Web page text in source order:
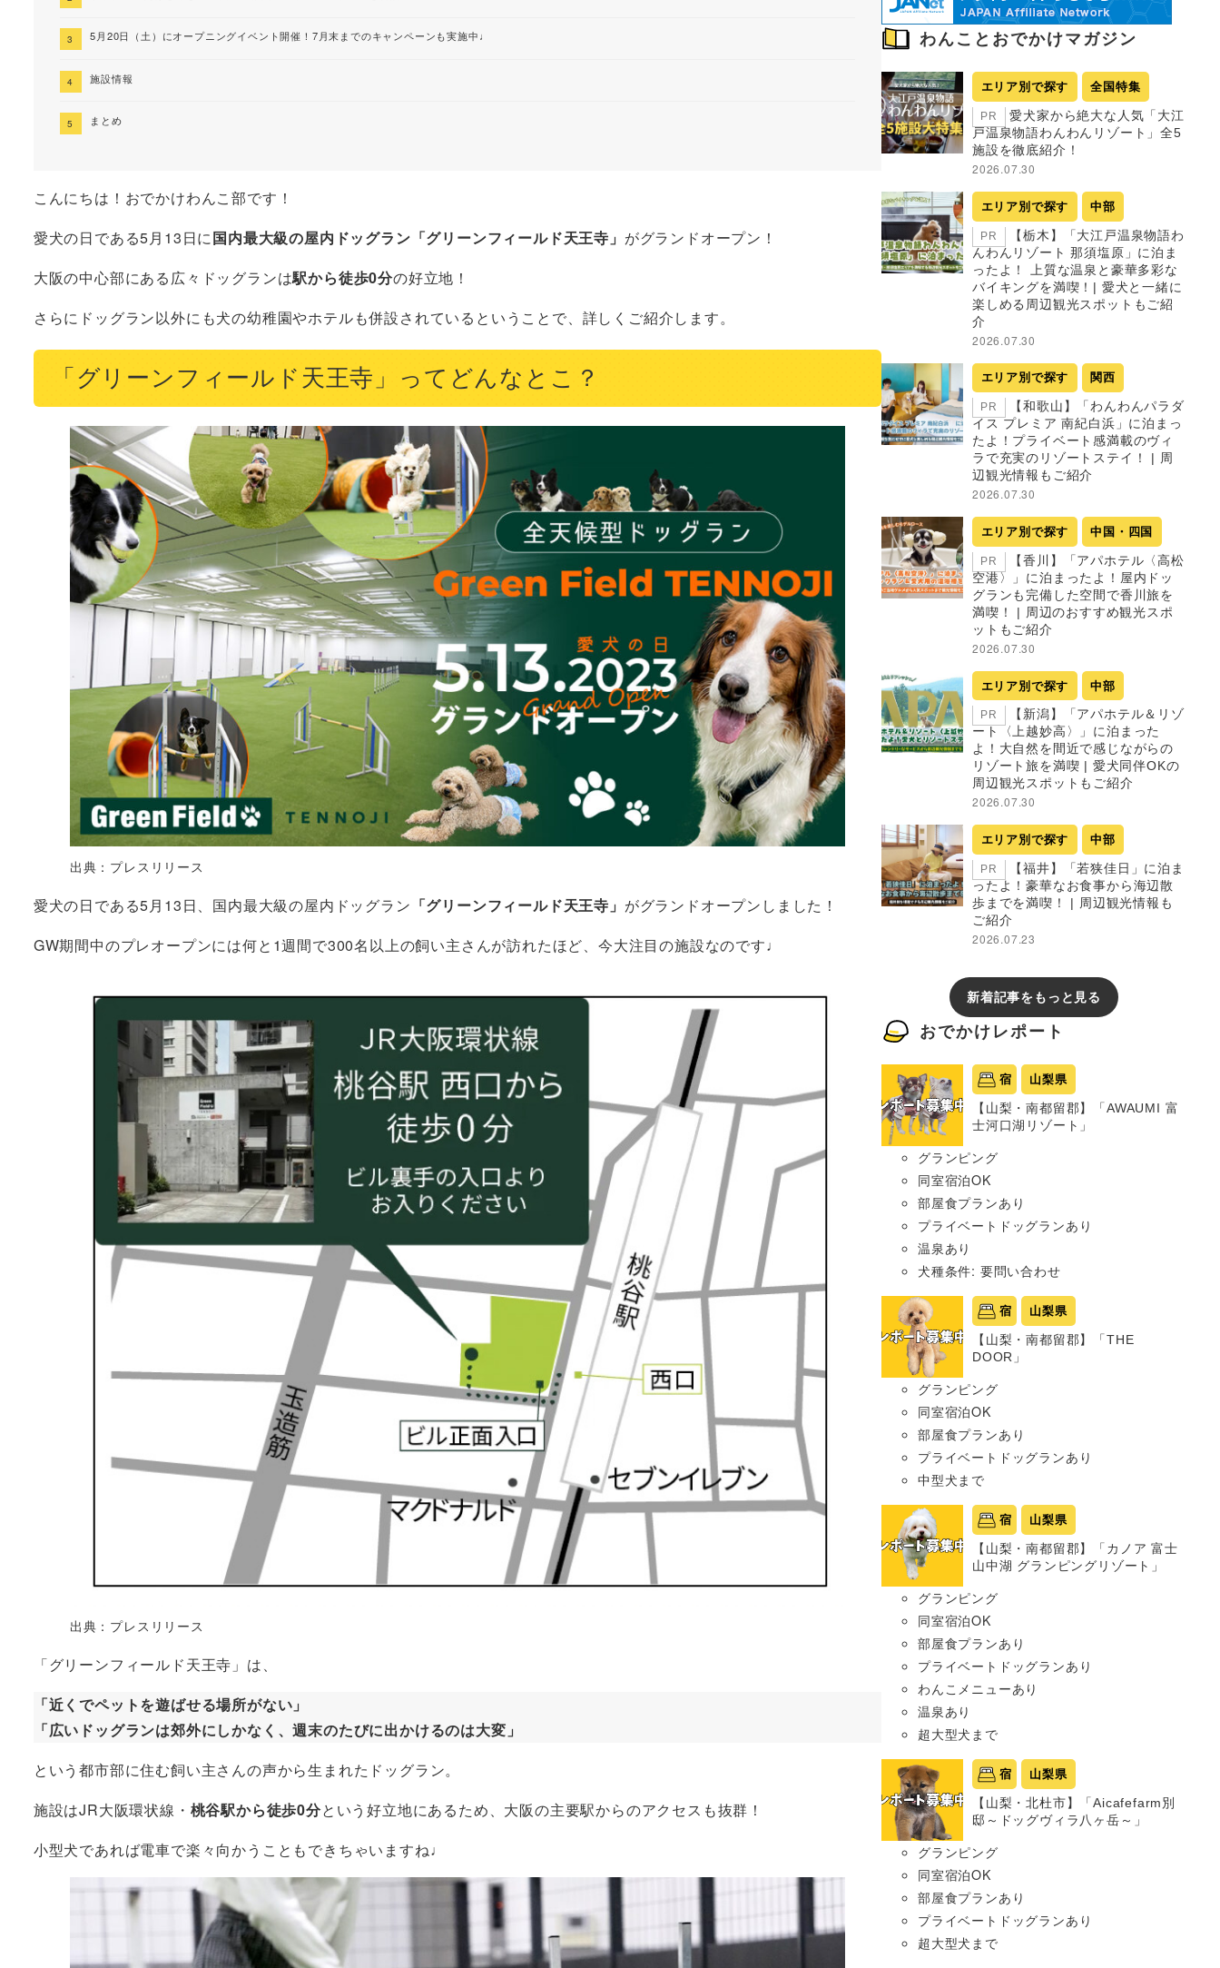
5月20日（土）にオープニングイベント開催！7月末までのキャンペーンも実施中♩
施設情報
まとめ
こんにちは！おでかけわんこ部です！
愛犬の日である5月13日に国内最大級の屋内ドッグラン「グリーンフィールド天王寺」 がグランドオープン！
大阪の中心部にある広々ドッグランは駅から徒歩0分の好立地！
さらにドッグラン以外にも犬の幼稚園やホテルも併設されているということで、詳しくご紹介します。
「グリーンフィールド天王寺」ってどんなとこ？
出典：プレスリリース
愛犬の日である5月13日、国内最大級の屋内ドッグラン 「グリーンフィールド天王寺」 がグランドオープンしました！
GW期間中のプレオープンには何と1週間で300名以上の飼い主さんが訪れたほど、今大注目の施設なのです♩
出典：プレスリリース
「グリーンフィールド天王寺」は、
「近くでペットを遊ばせる場所がない」
「広いドッグランは郊外にしかなく、週末のたびに出かけるのは大変」
という都市部に住む飼い主さんの声から生まれたドッグラン。
施設はJR大阪環状線・ 桃谷駅から徒歩0分という好立地にあるため、大阪の主要駅からのアクセスも抜群！
小型犬であれば電車で楽々向かうこともできちゃいますね♩
わんことおでかけマガジン
エリア別で探す 全国特集
PR
愛犬家から絶大な人気「大江
戸温泉物語わんわんリゾート」全5
施設を徹底紹介！
2026.07.30
エリア別で探す 中部
PR
【栃木】「大江戸温泉物語わ
んわんリゾート 那須塩原」に泊ま
ったよ！ 上質な温泉と豪華多彩な
バイキングを満喫！| 愛犬と一緒に
楽しめる周辺観光スポットもご紹
介
2026.07.30
エリア別で探す 関西
PR
【和歌山】「わんわんパラダ
イス プレミア 南紀白浜」に泊まっ
たよ！プライベート感満載のヴィ
ラで充実のリゾートステイ！ | 周
辺観光情報もご紹介
2026.07.30
エリア別で探す 中国・四国
PR
【香川】「アパホテル〈高松
空港〉」に泊まったよ！屋内ドッ
グランも完備した空間で香川旅を
満喫！ | 周辺のおすすめ観光スポ
ットもご紹介
2026.07.30
エリア別で探す 中部
PR
【新潟】「アパホテル＆リゾ
ート〈上越妙高〉」に泊まった
よ！大自然を間近で感じながらの
リゾート旅を満喫 | 愛犬同伴OKの
周辺観光スポットもご紹介
2026.07.30
エリア別で探す 中部
PR
【福井】「若狭佳日」に泊ま
ったよ！豪華なお食事から海辺散
歩までを満喫！ | 周辺観光情報も
ご紹介
2026.07.23
新着記事をもっと見る
おでかけレポート
宿 山梨県
【山梨・南都留郡】「AWAUMI 富
士河口湖リゾート」
グランピング
同室宿泊OK
部屋食プランあり
プライベートドッグランあり
温泉あり
犬種条件: 要問い合わせ
宿 山梨県
【山梨・南都留郡】「THE
DOOR」
グランピング
同室宿泊OK
部屋食プランあり
プライベートドッグランあり
中型犬まで
宿 山梨県
【山梨・南都留郡】「カノア 富士
山中湖 グランピングリゾート」
グランピング
同室宿泊OK
部屋食プランあり
プライベートドッグランあり
わんこメニューあり
温泉あり
超大型犬まで
宿 山梨県
【山梨・北杜市】「Aicafefarm別
邸～ドッグヴィラ八ヶ岳～」
グランピング
同室宿泊OK
部屋食プランあり
プライベートドッグランあり
超大型犬まで